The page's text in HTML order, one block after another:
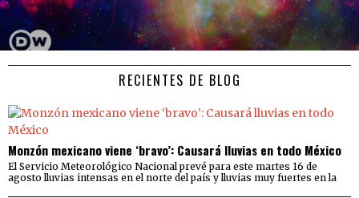
RECIENTES DE BLOG
Monzón mexicano viene ‘bravo’: Causará lluvias en todo México
El Servicio Meteorológico Nacional prevé para este martes 16 de
agosto lluvias intensas en el norte del país y lluvias muy fuertes en la